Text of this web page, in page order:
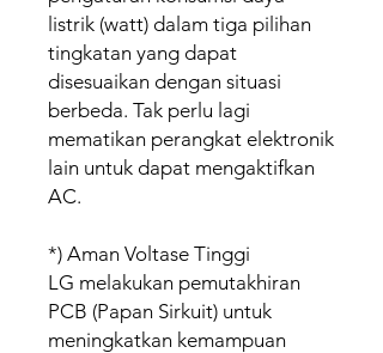
listrik (watt) dalam tiga pilihan
tingkatan yang dapat
disesuaikan dengan situasi
berbeda. Tak perlu lagi
mematikan perangkat elektronik
lain untuk dapat mengaktifkan
AC.
*) Aman Voltase Tinggi
LG melakukan pemutakhiran
PCB (Papan Sirkuit) untuk
meningkatkan kemampuan